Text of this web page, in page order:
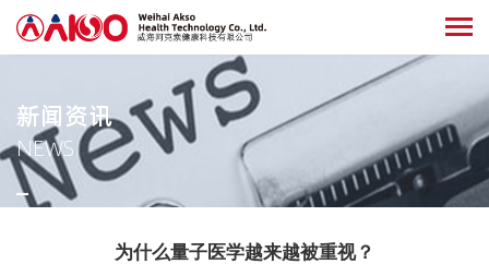
新闻资讯
NEWS
_
为什么量子医学越来越被重视？